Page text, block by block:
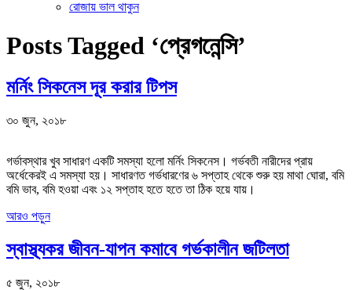
রোজায় ভাল থাকুন
Posts Tagged ‘প্রেগনেন্সি’
মর্নিং সিকনেস দূর করার টিপস
৩০ জুন, ২০১৮
গর্ভাবস্থার খুব সাধারণ একটি সমস্যা হলো মর্নিং সিকনেস। গর্ভবতী নারীদের প্রায়
অর্ধেকেরই এ সমস্যা হয়। সাধারণত গর্ভধারণের ৬ সপ্তাহ থেকে শুরু হয় মাথা ঘোরা, বমি
বমি ভাব, বমি হওয়া এবং ১২ সপ্তাহ হতে হতে তা ঠিক হয়ে যায়।
আরও পড়ুন
স্বাস্থ্যকর জীবন-যাপন কমাবে গর্ভকালীন জটিলতা
৫ জুন, ২০১৮